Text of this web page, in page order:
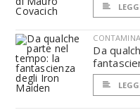
Da